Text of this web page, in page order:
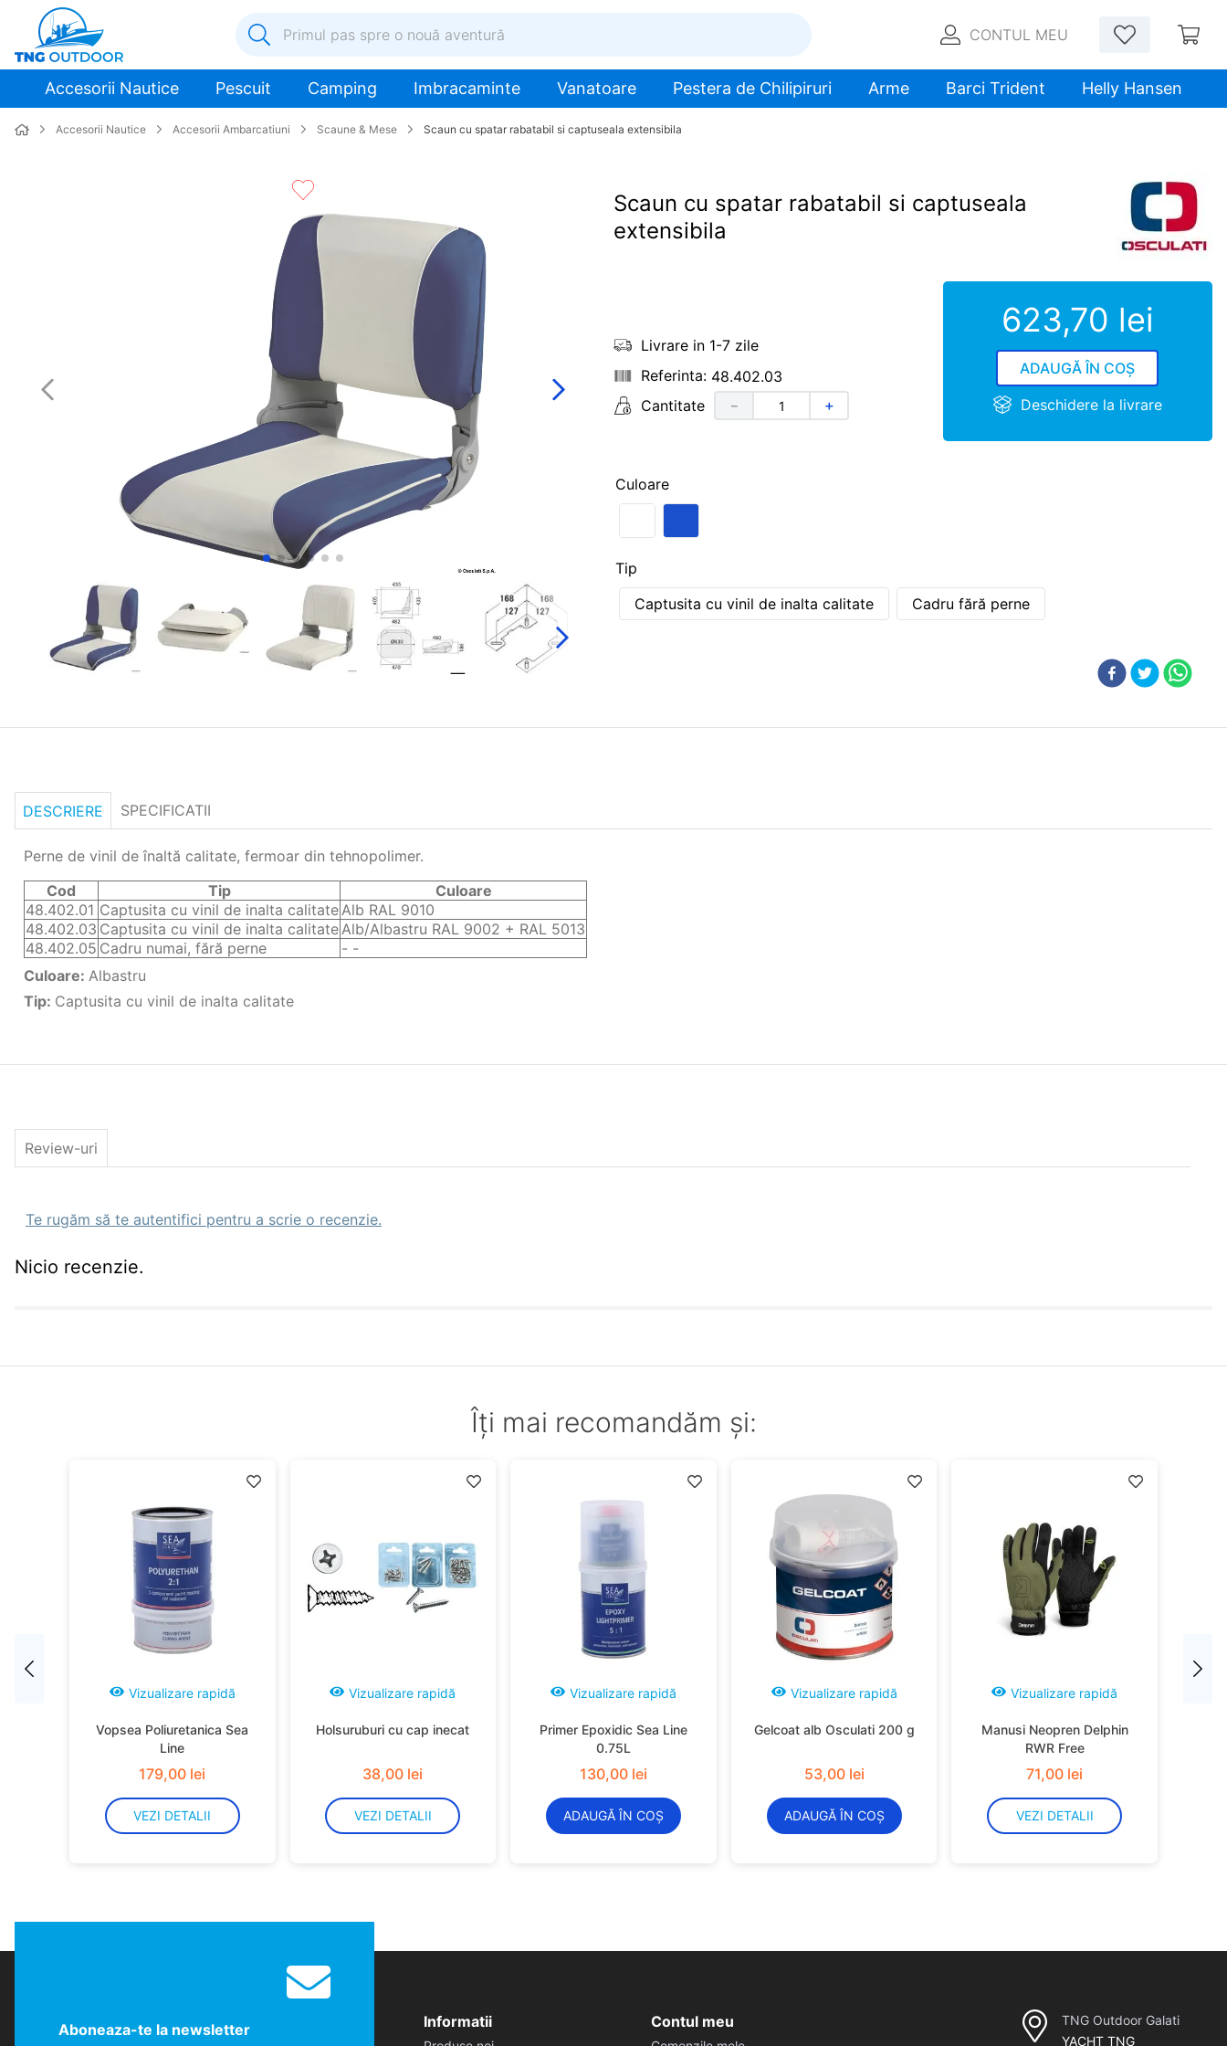
Primul pas spre o nouă aventură
1.
inox
2.
elice
3.
colac salvare
plumb
pompa apa
biminitop
mulineta
. extensie
CONTUL MEU
Accesorii Nautice Pescuit Camping Imbracaminte Vanatoare Pestera de Chilipiruri Arme Barci Trident Helly Hansen
Accesorii Nautice Accesorii Ambarcatiuni Scaune & Mese Scaun cu spatar rabatabil si captuseala extensibila
Scaun cu spatar rabatabil si captuseala
extensibila
Livrare in 1-7 zile
48.402.03
Cantitate
＋
－
623,70 lei
ADAUGĂ ÎN COȘ
Deschidere la livrare
Culoare
Tip
Captusita cu vinil de inalta calitate
Cadru fără perne
DESCRIERE SPECIFICATII
Perne de vinil de înaltă calitate, fermoar din tehnopolimer.
Cod
Tip
Culoare
48.402.01 Captusita cu vinil de inalta calitateAlb RAL 9010
48.402.03 Captusita cu vinil de inalta calitateAlb/Albastru RAL 9002 + RAL 5013
48.402.05 Cadru numai, fără perne
- -
Culoare: Albastru
Tip: Captusita cu vinil de inalta calitate
Review-uri
Te rugăm să te autentifici pentru a scrie o recenzie.
Nicio recenzie.
Îți mai recomandăm și:
Vizualizare rapidă
Vopsea Poliuretanica Sea
Line
179,00 lei
VEZI DETALII
Vizualizare rapidă
Holsuruburi cu cap inecat
38,00 lei
VEZI DETALII
Vizualizare rapidă
Primer Epoxidic Sea Line
0.75L
130,00 lei
ADAUGĂ ÎN COȘ
Vizualizare rapidă
Gelcoat alb Osculati 200 g
53,00 lei
ADAUGĂ ÎN COȘ
Vizualizare rapidă
Manusi Neopren Delphin
RWR Free
71,00 lei
VEZI DETALII
Aboneaza-te la newsletter Informatii Contul meu
TNG Outdoor Galati
YACHT TNG